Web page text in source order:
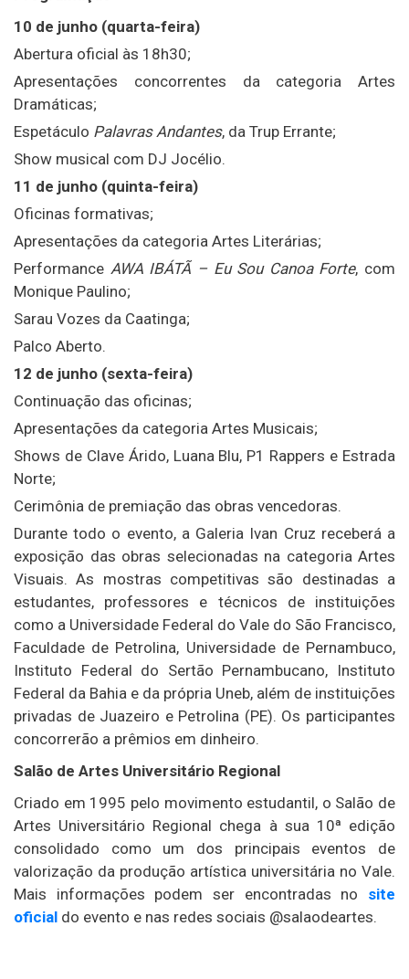
10 de junho (quarta-feira)
Abertura oficial às 18h30;
Apresentações concorrentes da categoria Artes
Dramáticas;
Espetáculo Palavras Andantes, da Trup Errante;
Show musical com DJ Jocélio.
11 de junho (quinta-feira)
Oficinas formativas;
Apresentações da categoria Artes Literárias;
Performance AWA IBÁTÃ – Eu Sou Canoa Forte, com
Monique Paulino;
Sarau Vozes da Caatinga;
Palco Aberto.
12 de junho (sexta-feira)
Continuação das oficinas;
Apresentações da categoria Artes Musicais;
Shows de Clave Árido, Luana Blu, P1 Rappers e Estrada
Norte;
Cerimônia de premiação das obras vencedoras.
Durante todo o evento, a Galeria Ivan Cruz receberá a
exposição das obras selecionadas na categoria Artes
Visuais. As mostras competitivas são destinadas a
estudantes, professores e técnicos de instituições
como a Universidade Federal do Vale do São Francisco,
Faculdade de Petrolina, Universidade de Pernambuco,
Instituto Federal do Sertão Pernambucano, Instituto
Federal da Bahia e da própria Uneb, além de instituições
privadas de Juazeiro e Petrolina (PE). Os participantes
concorrerão a prêmios em dinheiro.
Salão de Artes Universitário Regional
Criado em 1995 pelo movimento estudantil, o Salão de
Artes Universitário Regional chega à sua 10ª edição
consolidado como um dos principais eventos de
valorização da produção artística universitária no Vale.
Mais informações podem ser encontradas no site
oficial do evento e nas redes sociais @salaodeartes.